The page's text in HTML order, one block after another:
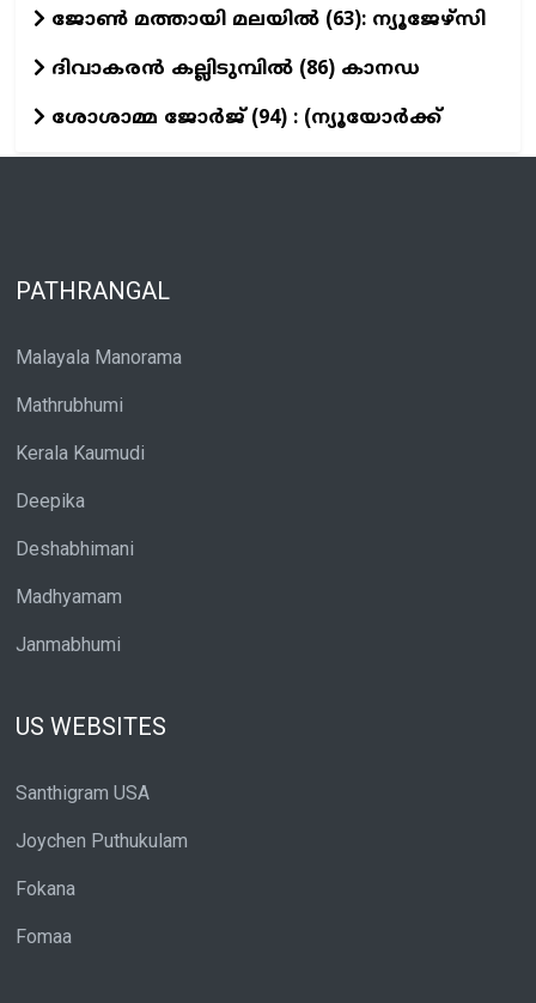
ജോണ്‍ മത്തായി മലയില്‍ (63): ന്യൂജേഴ്‌സി
ദിവാകരൻ കല്ലിടുമ്പിൽ (86) കാനഡ
ശോശാമ്മ ജോർജ് (94) : (ന്യൂയോർക്ക്
PATHRANGAL
Malayala Manorama
Mathrubhumi
Kerala Kaumudi
Deepika
Deshabhimani
Madhyamam
Janmabhumi
US WEBSITES
Santhigram USA
Joychen Puthukulam
Fokana
Fomaa